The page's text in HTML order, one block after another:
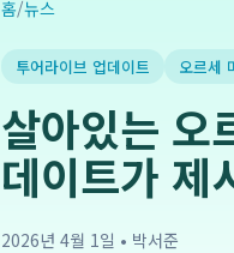
홈/뉴스
투어라이브 업데이트 오르세
살아있는 오
데이트가 제
2026년 4월 1일 • 박서준